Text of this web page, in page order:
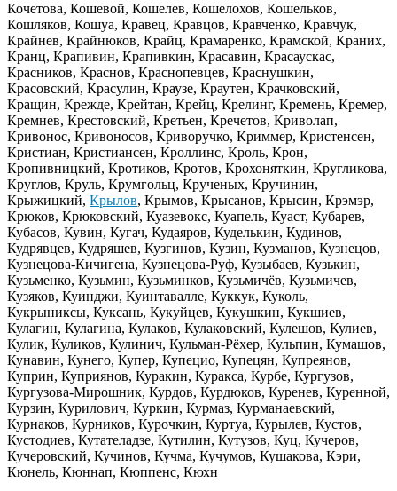
Кочетова, Кошевой, Кошелев, Кошелохов, Кошельков,
Кошляков, Кошуа, Кравец, Кравцов, Кравченко, Кравчук,
Крайнев, Крайнюков, Крайц, Крамаренко, Крамской, Краних,
Кранц, Крапивин, Крапивкин, Красавин, Красаускас,
Красников, Краснов, Краснопевцев, Краснушкин,
Красовский, Красулин, Краузе, Краутен, Крачковский,
Кращин, Крежде, Крейтан, Крейц, Крелинг, Кремень, Кремер,
Кремнев, Крестовский, Кретьен, Кречетов, Криволап,
Кривонос, Кривоносов, Криворучко, Криммер, Кристенсен,
Кристиан, Кристиансен, Кроллинс, Кроль, Крон,
Кропивницкий, Кротиков, Кротов, Крохоняткин, Кругликова,
Круглов, Круль, Крумгольц, Крученых, Кручинин,
Крыжицкий, Крылов, Крымов, Крысанов, Крысин, Крэмэр,
Крюков, Крюковский, Куазевокс, Куапель, Куаст, Кубарев,
Кубасов, Кувин, Кугач, Кудаяров, Куделькин, Кудинов,
Кудрявцев, Кудряшев, Кузгинов, Кузин, Кузманов, Кузнецов,
Кузнецова-Кичигена, Кузнецова-Руф, Кузыбаев, Кузькин,
Кузьменко, Кузьмин, Кузьминков, Кузьмичёв, Кузьмичев,
Кузяков, Куинджи, Куинтавалле, Куккук, Куколь,
Кукрыниксы, Куксань, Кукуйцев, Кукушкин, Кукшиев,
Кулагин, Кулагина, Кулаков, Кулаковский, Кулешов, Кулиев,
Кулик, Куликов, Кулинич, Кульман-Рёхер, Кульпин, Кумашов,
Кунавин, Кунего, Купер, Купецио, Купецян, Купреянов,
Куприн, Куприянов, Куракин, Куракса, Курбе, Кургузов,
Кургузова-Мирошник, Курдов, Курдюков, Куренев, Куренной,
Курзин, Курилович, Куркин, Курмаз, Курманаевский,
Курнаков, Курников, Курочкин, Куртуа, Курылев, Кустов,
Кустодиев, Кутателадзе, Кутилин, Кутузов, Куц, Кучеров,
Кучеровский, Кучинов, Кучма, Кучумов, Кушакова, Кэри,
Кюнель, Кюннап, Кюппенс, Кюхн